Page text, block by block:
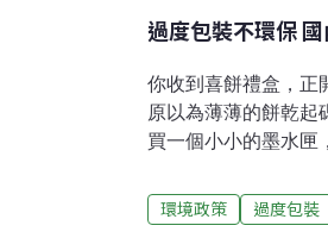
過度包裝不環保
你收到喜餅禮盒，正
原以為薄薄的餅乾起
買一個小小的墨水匣
不陌生。你不禁納悶
回一堆垃圾嗎？生活
環境政策 過度包裝